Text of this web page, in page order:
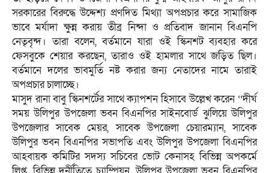
সরকারের বিরুদ্ধে উদ্দেশ্য প্রণদিত মিথ্যা অপপ্রচার করে সামাজিক
ভাবে মর্যাদা ক্ষুন্ন করায় তীব্র নিন্দা ও প্রতিবাদ জানান বিএনপি
নেতৃবৃন্দ। তারা বলেন, বর্তমানে যারা ওই স্কিনশট ব্যবহার করে
ফেসবুকে শেয়ার করছেন, তারাও ওই হামলার সাথে জড়িত ছিল।
বর্তমানে দলের ভাবমুর্তি নষ্ট করার জন্য নেতাদের নামে তারাই
অপপ্রচার চালাচ্ছে।
মাসুদ রানা বাবু স্কিনশর্টের সাথে ক্যাপশন হিসাবে উল্লেখ করেন ‘‘দীর্ঘ
সময় উলিপুর উপজেলা ভবন বিএনপির সাইনবোর্ড ঝুলিয়ে উলিপুর
উপজেলার সাবেক মেয়র, সাবেক উপজেলা চেয়ারম্যান, সাবেক
উলিপুর ভবন বিএনপির সভাপতি এবং উলিপুর উপজেলা বিএনপির
আহবায়ক কমিটির সদস্য সচিবের ভোট কেনাসহ বিভিন্ন অপকর্মে